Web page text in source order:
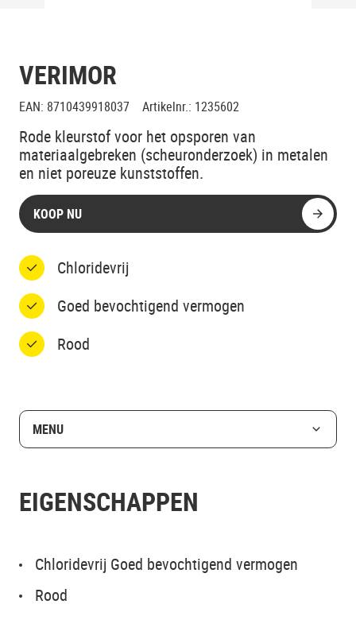
VERIMOR
EAN: 8710439918037 Artikelnr.: 1235602
Rode kleurstof voor het opsporen van
materiaalgebreken (scheuronderzoek) in metalen
en niet poreuze kunststoffen.
KOOP NU
Chloridevrij
Goed bevochtigend vermogen
Rood
MENU
EIGENSCHAPPEN
Chloridevrij Goed bevochtigend vermogen
Rood